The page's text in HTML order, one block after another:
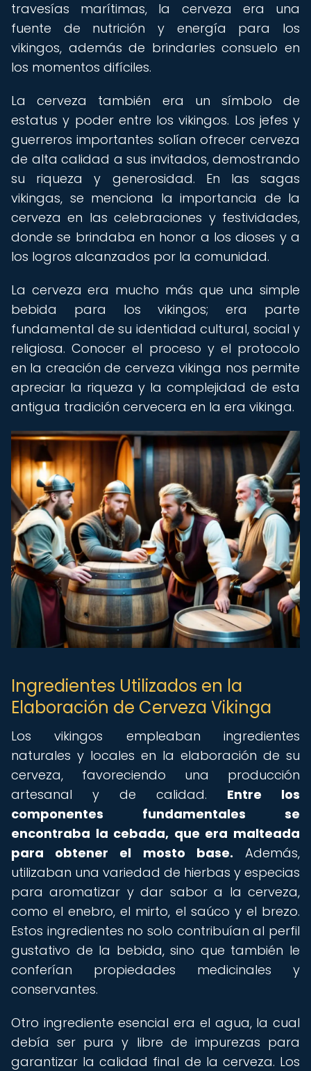
travesías marítimas, la cerveza era una
fuente de nutrición y energía para los
vikingos, además de brindarles consuelo en
los momentos difíciles.
La cerveza también era un símbolo de
estatus y poder entre los vikingos. Los jefes y
guerreros importantes solían ofrecer cerveza
de alta calidad a sus invitados, demostrando
su riqueza y generosidad. En las sagas
vikingas, se menciona la importancia de la
cerveza en las celebraciones y festividades,
donde se brindaba en honor a los dioses y a
los logros alcanzados por la comunidad.
La cerveza era mucho más que una simple
bebida para los vikingos; era parte
fundamental de su identidad cultural, social y
religiosa. Conocer el proceso y el protocolo
en la creación de cerveza vikinga nos permite
apreciar la riqueza y la complejidad de esta
antigua tradición cervecera en la era vikinga.
Ingredientes Utilizados en la
Elaboración de Cerveza Vikinga
Los vikingos empleaban ingredientes
naturales y locales en la elaboración de su
cerveza, favoreciendo una producción
artesanal y de calidad. Entre los
componentes fundamentales se
encontraba la cebada, que era malteada
para obtener el mosto base. Además,
utilizaban una variedad de hierbas y especias
para aromatizar y dar sabor a la cerveza,
como el enebro, el mirto, el saúco y el brezo.
Estos ingredientes no solo contribuían al perfil
gustativo de la bebida, sino que también le
conferían propiedades medicinales y
conservantes.
Otro ingrediente esencial era el agua, la cual
debía ser pura y libre de impurezas para
garantizar la calidad final de la cerveza. Los